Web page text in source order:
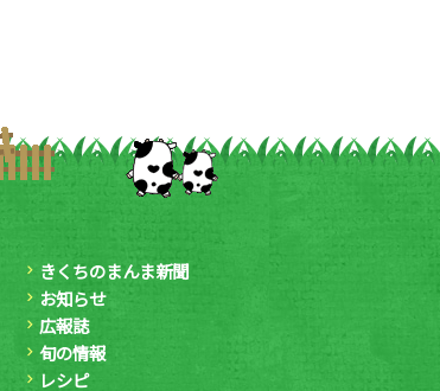
きくちのまんま新聞
お知らせ
広報誌
旬の情報
レシピ